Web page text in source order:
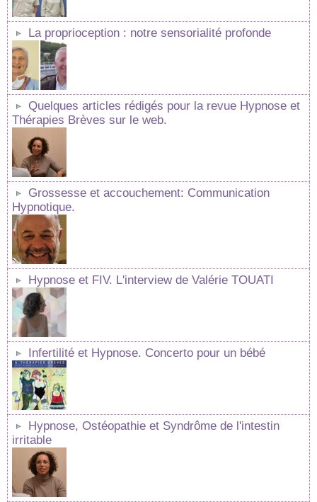
La proprioception : notre sensorialité profonde
Quelques articles rédigés pour la revue Hypnose et
Thérapies Brèves sur le web.
Grossesse et accouchement: Communication
Hypnotique.
Hypnose et FIV. L'interview de Valérie TOUATI
Infertilité et Hypnose. Concerto pour un bébé
Hypnose, Ostéopathie et Syndrôme de l'intestin
irritable